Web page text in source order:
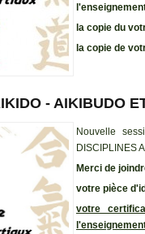
la copie du
la copie de
- AIKIBUDO
Nouvelle
DISCIPLINES
Merci de
votre pièce
votre